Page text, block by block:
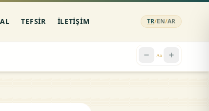
TEFSIR İLETIŞIM TR/EN/AR
remove Aa add